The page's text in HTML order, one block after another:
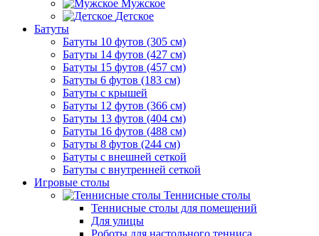
Мужское
Детское
Батуты
Батуты 10 футов (305 см)
Батуты 14 футов (427 см)
Батуты 15 футов (457 см)
Батуты 6 футов (183 см)
Батуты с крышей
Батуты 12 футов (366 см)
Батуты 13 футов (404 см)
Батуты 16 футов (488 см)
Батуты 8 футов (244 см)
Батуты с внешней сеткой
Батуты с внутренней сеткой
Игровые столы
Теннисные столы
Теннисные столы для помещений
Для улицы
Роботы для настольного тенниса